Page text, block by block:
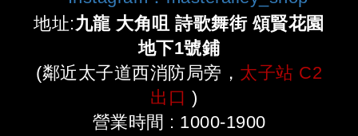
地址:九龍 大角咀 詩歌舞街 頌賢花園
地下1號鋪
(鄰近太子道西消防局旁， 太子站 C2
出口 )
營業時間 : 1000-1900